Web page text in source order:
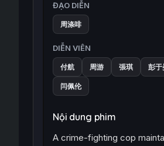
ĐẠO DIỄN
周涤啡
DIỄN VIÊN
付航 周游 張琪 彭于
闫佩伦
Nội dung phim
A crime-fighting cop